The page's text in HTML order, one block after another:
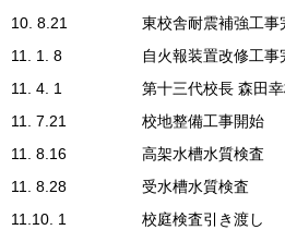
10. 8.21
東校舎耐震補強工事
11. 1. 8
自火報装置改修工事
11. 4. 1
第十三代校長 森田
11. 7.21
校地整備工事開始
11. 8.16
高架水槽水質検査
11. 8.28
受水槽水質検査
11.10. 1
校庭検査引き渡し